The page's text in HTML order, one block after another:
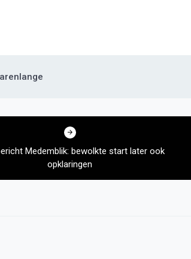
Medemblik: bewolkte start later ook
opklaringen